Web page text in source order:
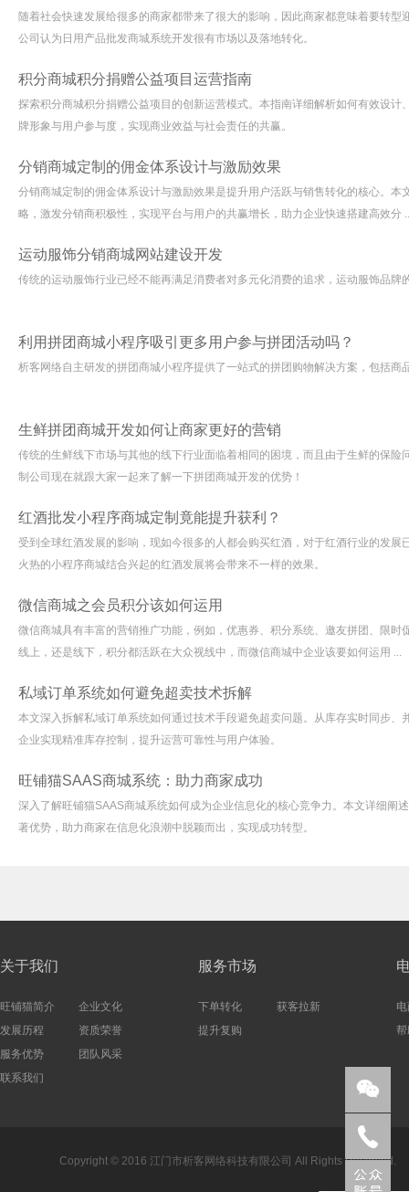
随着社会快速发展给很多的商家都带来了很大的影响，因此商家都意味着要转
公司认为日用产品批发商城系统开发很有市场以及落地转化。
积分商城积分捐赠公益项目运营指南
探索积分商城积分捐赠公益项目的创新运营模式。本指南详细解析如何有效设
牌形象与用户参与度，实现商业效益与社会责任的共赢。
分销商城定制的佣金体系设计与激励效果
分销商城定制的佣金体系设计与激励效果是提升用户活跃与销售转化的核心。
略，激发分销商积极性，实现平台与用户的共赢增长，助力企业快速搭建高效分
运动服饰分销商城网站建设开发
传统的运动服饰行业已经不能再满足消费者对多元化消费的追求，运动服饰品
利用拼团商城小程序吸引更多用户参与拼团活动吗？
析客网络自主研发的拼团商城小程序提供了一站式的拼团购物解决方案，包括商
生鲜拼团商城开发如何让商家更好的营销
传统的生鲜线下市场与其他的线下行业面临着相同的困境，而且由于生鲜的保
制公司现在就跟大家一起来了解一下拼团商城开发的优势！
红酒批发小程序商城定制竟能提升获利？
受到全球红酒发展的影响，现如今很多的人都会购买红酒，对于红酒行业的发
火热的小程序商城结合兴起的红酒发展将会带来不一样的效果。
微信商城之会员积分该如何运用
微信商城具有丰富的营销推广功能，例如，优惠券、积分系统、邀友拼团、限
线上，还是线下，积分都活跃在大众视线中，而微信商城中企业该要如何运用 ...
私域订单系统如何避免超卖技术拆解
本文深入拆解私域订单系统如何通过技术手段避免超卖问题。从库存实时同步
企业实现精准库存控制，提升运营可靠性与用户体验。
旺铺猫SAAS商城系统：助力商家成功
深入了解旺铺猫SAAS商城系统如何成为企业信息化的核心竞争力。本文详细阐
著优势，助力商家在信息化浪潮中脱颖而出，实现成功转型。
关于我们
旺铺猫简介
企业文化
发展历程
资质荣誉
服务优势
团队风采
联系我们
服务市场
下单转化
获客拉新
提升复购
Copyright © 2016 江门市析客网络科技有限公司 All Rights Reserved.

